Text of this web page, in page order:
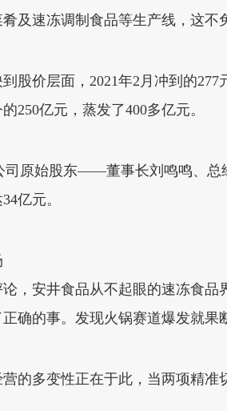
及速冻调制食品等生产线，这不
股价层面，2021年2月冲到的
250亿元，蒸发了400多亿元。
司原始股东——董事长刘鸣鸣、总
亿元。
，安井食品从不起眼的速冻食
确的事。发现火锅赛道爆发就
的多变性正在于此，当两项精